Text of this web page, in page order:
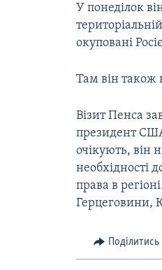
У понеділок
окуповані
Там він також
Візит Пенса
президент США
очікують, він
необхідності
права в
Герцеговини,
Поділитись